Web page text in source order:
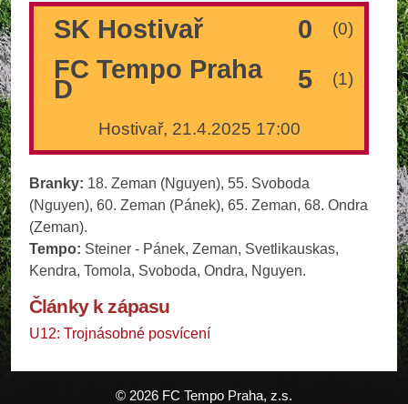
SK Hostivař 0 (0)
FC Tempo Praha
D 5 (1)
Hostivař, 21.4.2025 17:00
Branky: 18. Zeman (Nguyen), 55. Svoboda
(Nguyen), 60. Zeman (Pánek), 65. Zeman, 68. Ondra
(Zeman).
Tempo: Steiner - Pánek, Zeman, Svetlikauskas,
Kendra, Tomola, Svoboda, Ondra, Nguyen.
Články k zápasu
U12: Trojnásobné posvícení
© 2026 FC Tempo Praha, z.s.